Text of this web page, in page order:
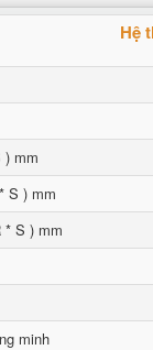
Hệ
) mm
S ) mm
* S ) mm
minh